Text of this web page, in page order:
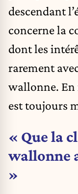
descendant
concerne la
dont les
rarement
wallonne. En
est toujours
« Que la
wallonne
»